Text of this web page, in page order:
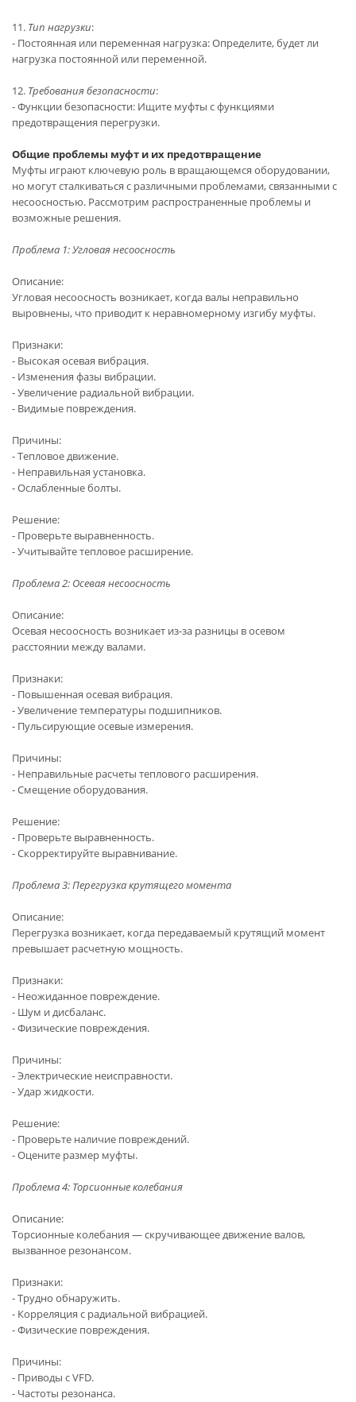
11. Тип нагрузки:
- Постоянная или переменная нагрузка: Определите, будет ли
нагрузка постоянной или переменной.
12. Требования безопасности:
- Функции безопасности: Ищите муфты с функциями
предотвращения перегрузки.
Общие проблемы муфт и их предотвращение
Муфты играют ключевую роль в вращающемся оборудовании,
но могут сталкиваться с различными проблемами, связанными с
несоосностью. Рассмотрим распространенные проблемы и
возможные решения.
Проблема 1: Угловая несоосность
Описание:
Угловая несоосность возникает, когда валы неправильно
выровнены, что приводит к неравномерному изгибу муфты.
Признаки:
- Высокая осевая вибрация.
- Изменения фазы вибрации.
- Увеличение радиальной вибрации.
- Видимые повреждения.
Причины:
- Тепловое движение.
- Неправильная установка.
- Ослабленные болты.
Решение:
- Проверьте выравненность.
- Учитывайте тепловое расширение.
Проблема 2: Осевая несоосность
Описание:
Осевая несоосность возникает из-за разницы в осевом
расстоянии между валами.
Признаки:
- Повышенная осевая вибрация.
- Увеличение температуры подшипников.
- Пульсирующие осевые измерения.
Причины:
- Неправильные расчеты теплового расширения.
- Смещение оборудования.
Решение:
- Проверьте выравненность.
- Скорректируйте выравнивание.
Проблема 3: Перегрузка крутящего момента
Описание:
Перегрузка возникает, когда передаваемый крутящий момент
превышает расчетную мощность.
Признаки:
- Неожиданное повреждение.
- Шум и дисбаланс.
- Физические повреждения.
Причины:
- Электрические неисправности.
- Удар жидкости.
Решение:
- Проверьте наличие повреждений.
- Оцените размер муфты.
Проблема 4: Торсионные колебания
Описание:
Торсионные колебания — скручивающее движение валов,
вызванное резонансом.
Признаки:
- Трудно обнаружить.
- Корреляция с радиальной вибрацией.
- Физические повреждения.
Причины:
- Приводы с VFD.
- Частоты резонанса.